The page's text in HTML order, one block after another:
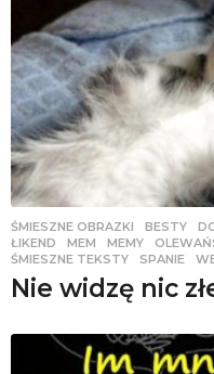
ŚMIESZNE OBRAZKI BESTY ,
ŁIKEND
,MEM ,MEMY ,
ŚMIESZNE TEKSTY
,SPANIE ,
Nie widzę nic